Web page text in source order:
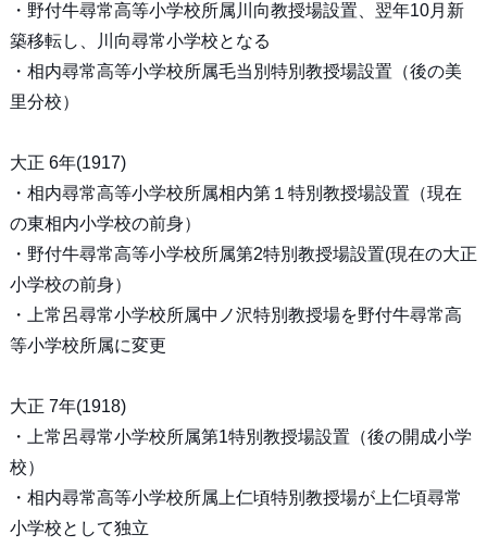
・野付牛尋常高等小学校所属川向教授場設置、翌年10月新
築移転し、川向尋常小学校となる
・相内尋常高等小学校所属毛当別特別教授場設置（後の美
里分校）
大正 6年(1917)
・相内尋常高等小学校所属相内第１特別教授場設置（現在
の東相内小学校の前身）
・野付牛尋常高等小学校所属第2特別教授場設置(現在の大正
小学校の前身）
・上常呂尋常小学校所属中ノ沢特別教授場を野付牛尋常高
等小学校所属に変更
大正 7年(1918)
・上常呂尋常小学校所属第1特別教授場設置（後の開成小学
校）
・相内尋常高等小学校所属上仁頃特別教授場が上仁頃尋常
小学校として独立